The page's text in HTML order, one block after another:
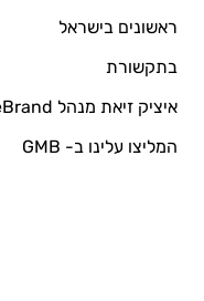
ראשונים בישראל
בתקשורת
איציק זיאת מנהל eBrand
המליצו עלינו ב- GMB